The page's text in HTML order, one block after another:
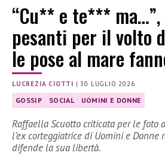
“Cu** e te***
pesanti per il volto
le pose al mare
LUCREZIA CIOTTI |30 LUGLIO 2026
GOSSIP SOCIAL UOMINI E DONNE
Raffaella Scuotto criticata per le foto
l’ex corteggiatrice di Uomini e
difende la sua libertà.